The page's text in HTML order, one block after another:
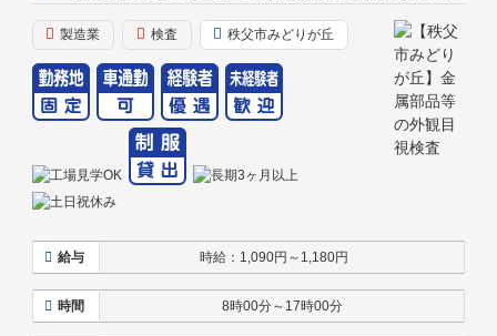
製造業 検査 秩父市みどりが丘
給与 時給：1,090円～1,180円
時間 8時00分～17時00分